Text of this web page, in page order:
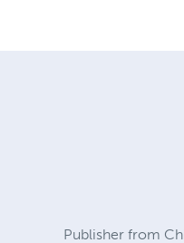
Publisher from